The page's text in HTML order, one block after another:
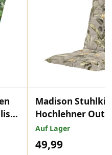
Madison
Hochlehner
natural 123x50
Auf Lager
49,99